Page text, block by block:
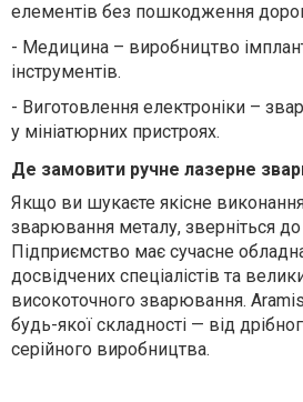
елементів без пошкодження
- Медицина – виробництво
інструментів.
- Виготовлення електроніки –
у мініатюрних пристроях.
Де замовити ручне лазерне
Якщо ви шукаєте якісне
зварювання металу, зверніться до
Підприємство має сучасне
досвідчених спеціалістів та
високоточного зварювання.
будь-якої складності — від
серійного виробництва.